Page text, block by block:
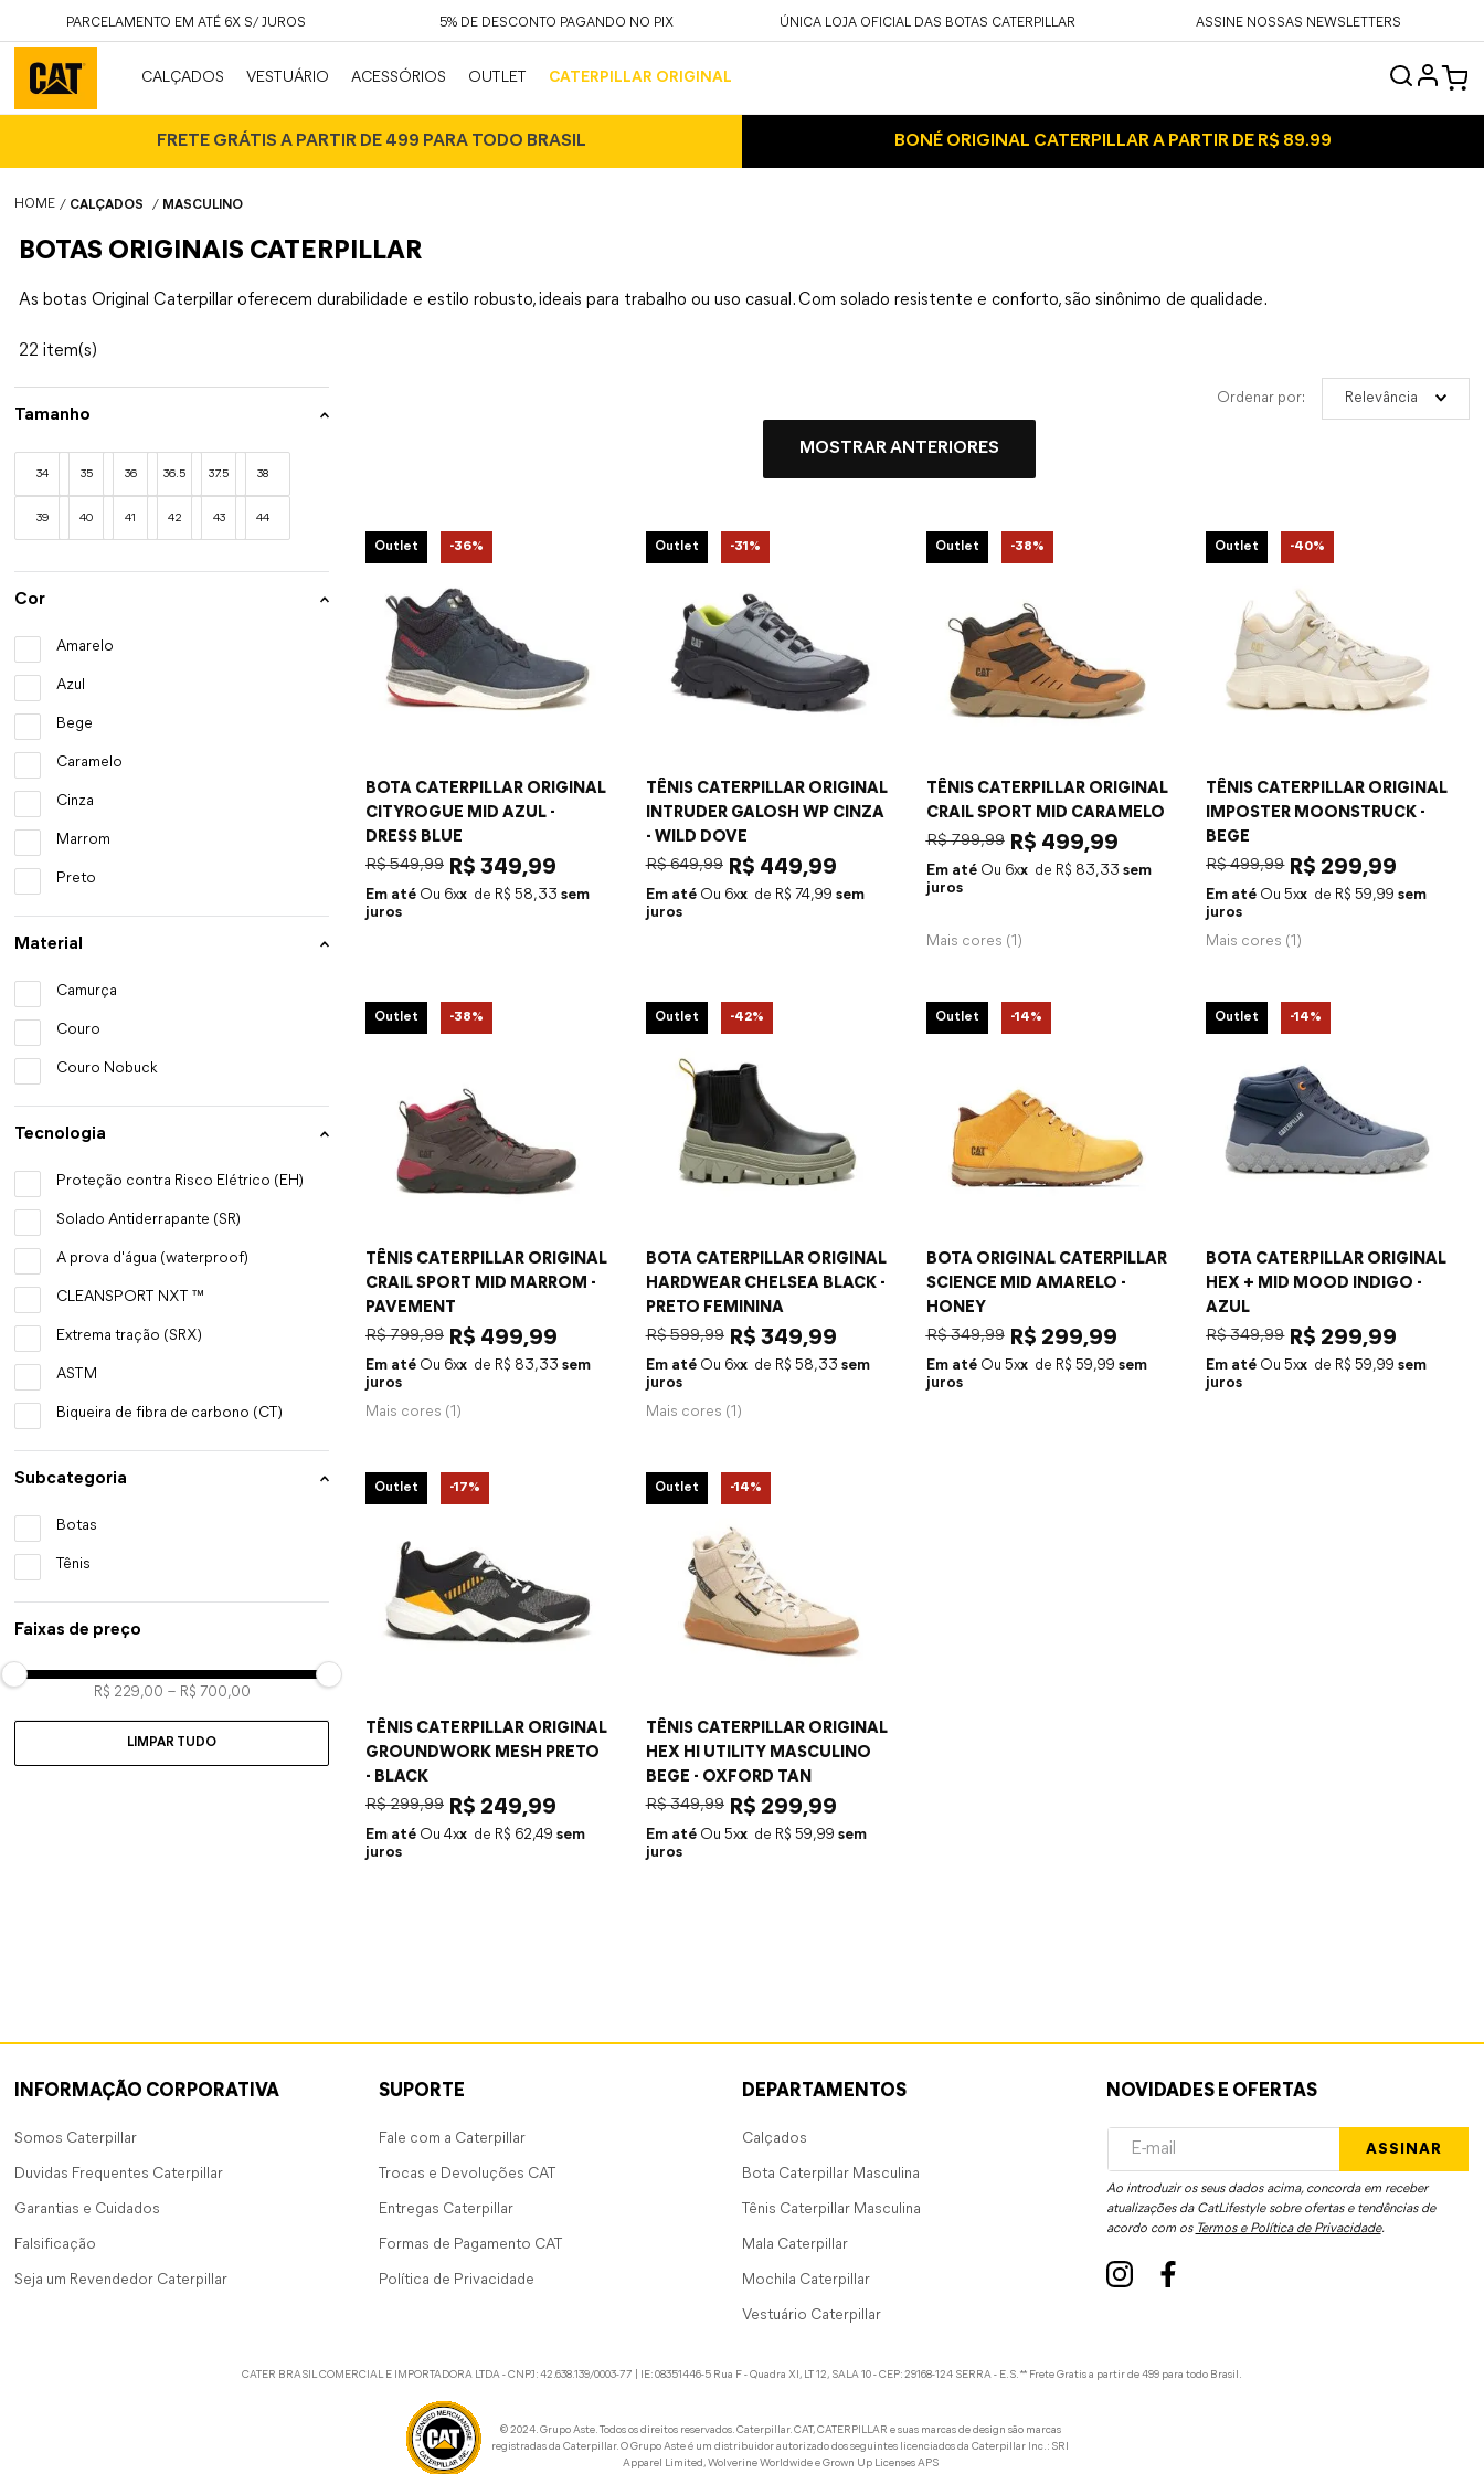
PARCELAMENTO EM ATÉ 6X S/ JUROS 5% DE DESCONTO PAGANDO NO PIX ÚNICA LOJA OFICIAL DAS BOTAS CATERPILLAR ASSINE NOSSAS NEWSLETTERS
CALÇADOS VESTUÁRIO ACESSÓRIOS OUTLET CATERPILLAR ORIGINAL
FRETE GRÁTIS A PARTIR DE 499 PARA TODO BRASIL BONÉ ORIGINAL CATERPILLAR A PARTIR DE R$ 89.99
CALÇADOS MASCULINO
BOTAS ORIGINAIS CATERPILLAR
As botas Original Caterpillar oferecem durabilidade e estilo robusto, ideais para trabalho ou uso casual. Com solado resistente e conforto, são sinônimo de qualidade.
22
Tamanho
34 35 36 36.5 37.5 38
39 40 41 42 43 44
Cor
Amarelo
Azul
Bege
Caramelo
Cinza
Marrom
Preto
Material
Camurça
Couro
Couro Nobuck
Tecnologia
Proteção contra Risco Elétrico (EH)
Solado Antiderrapante (SR)
A prova d'água (waterproof)
CLEANSPORT NXT ™
Extrema tração (SRX)
ASTM
Biqueira de fibra de carbono (CT)
Subcategoria
Botas
Tênis
Faixas de preço
R$ 229,00 – R$ 700,00
LIMPAR TUDO
Relevância
MOSTRAR ANTERIORES
Outlet -36%
BOTA CATERPILLAR ORIGINAL
CITYROGUE MID AZUL -
DRESS BLUE
R$ 549,99 R$ 349,99
Em até 6 x R$ 58,33 sem
juros
Outlet -31%
TÊNIS CATERPILLAR ORIGINAL
INTRUDER GALOSH WP CINZA
- WILD DOVE
R$ 649,99 R$ 449,99
Em até 6 x R$ 74,99 sem
juros
Outlet -38%
TÊNIS CATERPILLAR ORIGINAL
CRAIL SPORT MID CARAMELO
R$ 799,99 R$ 499,99
Em até 6 x R$ 83,33 sem
juros
Mais cores (1 )
Outlet -40%
TÊNIS CATERPILLAR ORIGINAL
IMPOSTER MOONSTRUCK -
BEGE
R$ 499,99 R$ 299,99
Em até 5 x R$ 59,99 sem
juros
Mais cores (1 )
Outlet -38%
TÊNIS CATERPILLAR ORIGINAL
CRAIL SPORT MID MARROM -
PAVEMENT
R$ 799,99 R$ 499,99
Em até 6 x R$ 83,33 sem
juros
Mais cores (1 )
Outlet -42%
BOTA CATERPILLAR ORIGINAL
HARDWEAR CHELSEA BLACK -
PRETO FEMININA
R$ 599,99 R$ 349,99
Em até 6 x R$ 58,33 sem
juros
Mais cores (1 )
Outlet -14%
BOTA ORIGINAL CATERPILLAR
SCIENCE MID AMARELO -
HONEY
R$ 349,99 R$ 299,99
Em até 5 x R$ 59,99 sem
juros
Outlet -14%
BOTA CATERPILLAR ORIGINAL
HEX + MID MOOD INDIGO -
AZUL
R$ 349,99 R$ 299,99
Em até 5 x R$ 59,99 sem
juros
Outlet -17%
TÊNIS CATERPILLAR ORIGINAL
GROUNDWORK MESH PRETO
- BLACK
R$ 299,99 R$ 249,99
Em até 4 x R$ 62,49 sem
juros
Outlet -14%
TÊNIS CATERPILLAR ORIGINAL
HEX HI UTILITY MASCULINO
BEGE - OXFORD TAN
R$ 349,99 R$ 299,99
Em até 5 x R$ 59,99 sem
juros
INFORMAÇÃO CORPORATIVA
Somos Caterpillar
Duvidas Frequentes Caterpillar
Garantias e Cuidados
Falsificação
Seja um Revendedor Caterpillar
SUPORTE
Fale com a Caterpillar
Trocas e Devoluções CAT
Entregas Caterpillar
Formas de Pagamento CAT
Política de Privacidade
DEPARTAMENTOS
Calçados
Bota Caterpillar Masculina
Tênis Caterpillar Masculina
Mala Caterpillar
Mochila Caterpillar
Vestuário Caterpillar
NOVIDADES E OFERTAS
ASSINAR
Ao introduzir os seus dados acima, concorda em receber
atualizações da CatLifestyle sobre ofertas e tendências de
acordo com os Termos e Política de Privacidade.
CATER BRASIL COMERCIAL E IMPORTADORA LTDA - CNPJ: 42.638.139/0003-77 | IE: 08351446-5 Rua F - Quadra XI, LT 12, SALA 10 - CEP: 29168-124 SERRA - E.S. ** Frete Gratis a partir de 499 para todo Brasil.
©️ 2024. Grupo Aste. Todos os direitos reservados. Caterpillar. CAT, CATERPILLAR e suas marcas de design são marcas
registradas da Caterpillar. O Grupo Aste é um distribuidor autorizado dos seguintes licenciados da Caterpillar Inc.: SRI
Apparel Limited, Wolverine Worldwide e Grown Up Licenses APS